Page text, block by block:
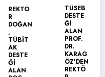
REKTÖ
R
DOĞAN
TÜBİT
AK
DESTE
Ğİ
ALAN
TÜSEB
DESTE
Ğİ
ALAN
PROF.
DR.
KARAG
ÖZ’DEN
REKTÖ